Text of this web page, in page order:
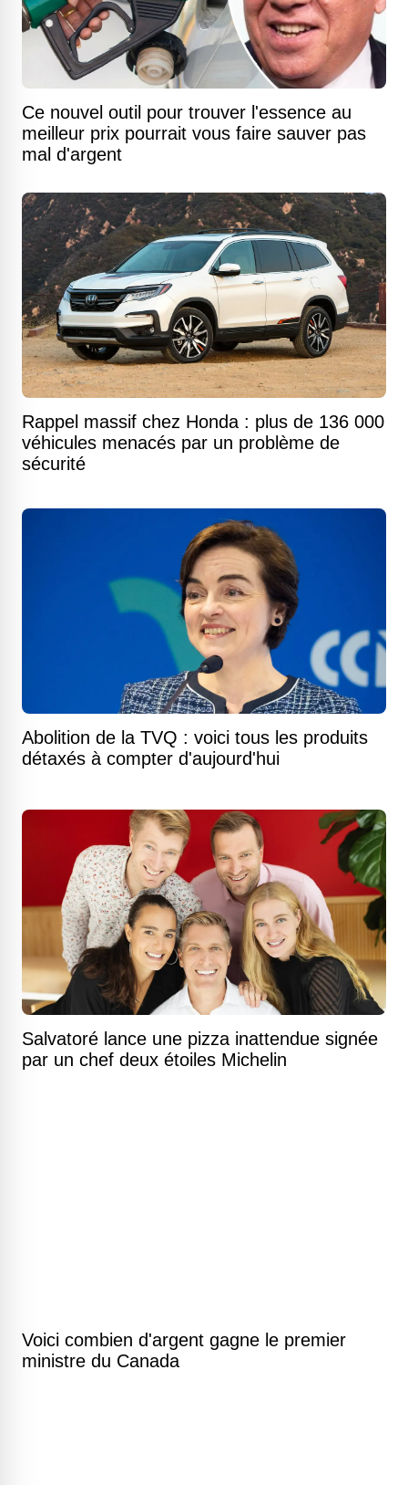
Ce nouvel outil pour trouver l'essence au
meilleur prix pourrait vous faire sauver pas
mal d'argent
Rappel massif chez Honda : plus de 136 000
véhicules menacés par un problème de
sécurité
Abolition de la TVQ : voici tous les produits
détaxés à compter d'aujourd'hui
Salvatoré lance une pizza inattendue signée
par un chef deux étoiles Michelin
Voici combien d'argent gagne le premier
ministre du Canada